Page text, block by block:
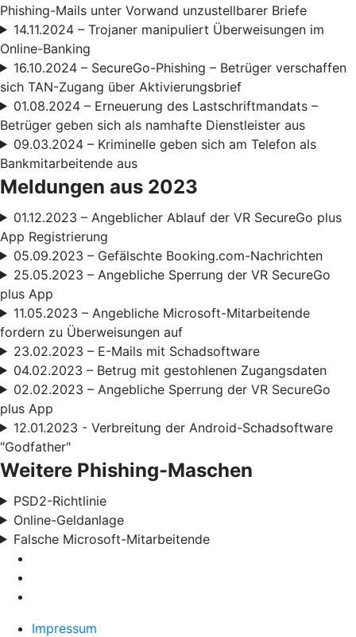
Phishing-Mails unter Vorwand unzustellbarer Briefe
14.11.2024 – Trojaner manipuliert Überweisungen im
Online-Banking
16.10.2024 – SecureGo-Phishing – Betrüger verschaffen
sich TAN-Zugang über Aktivierungsbrief
01.08.2024 – Erneuerung des Lastschriftmandats –
Betrüger geben sich als namhafte Dienstleister aus
09.03.2024 – Kriminelle geben sich am Telefon als
Bankmitarbeitende aus
Meldungen aus 2023
01.12.2023 – Angeblicher Ablauf der VR SecureGo plus
App Registrierung
05.09.2023 – Gefälschte Booking.com-Nachrichten
25.05.2023 – Angebliche Sperrung der VR SecureGo
plus App
11.05.2023 – Angebliche Microsoft-Mitarbeitende
fordern zu Überweisungen auf
23.02.2023 – E-Mails mit Schadsoftware
04.02.2023 – Betrug mit gestohlenen Zugangsdaten
02.02.2023 – Angebliche Sperrung der VR SecureGo
plus App
12.01.2023 - Verbreitung der Android-Schadsoftware
"Godfather"
Weitere Phishing-Maschen
PSD2-Richtlinie
Online-Geldanlage
Falsche Microsoft-Mitarbeitende
Impressum